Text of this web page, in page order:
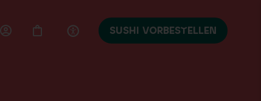
SUSHI VORBESTELLEN